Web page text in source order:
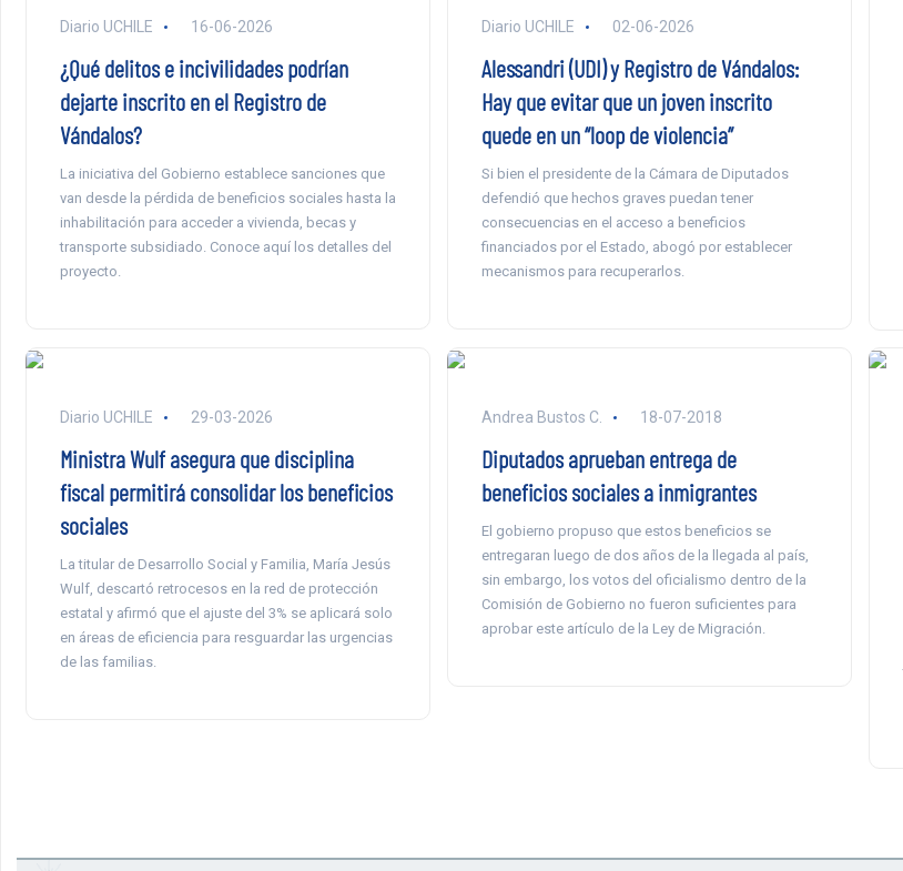
Diario UCHILE 16-06-2026
¿Qué delitos e incivilidades podrían
dejarte inscrito en el Registro de
Vándalos?
La iniciativa del Gobierno establece sanciones que
van desde la pérdida de beneficios sociales hasta la
inhabilitación para acceder a vivienda, becas y
transporte subsidiado. Conoce aquí los detalles del
proyecto.
Diario UCHILE 02-06-2026
Alessandri (UDI) y Registro de Vándalos:
Hay que evitar que un joven inscrito
quede en un “loop de violencia”
Si bien el presidente de la Cámara de Diputados
defendió que hechos graves puedan tener
consecuencias en el acceso a beneficios
financiados por el Estado, abogó por establecer
mecanismos para recuperarlos.
Diario UCHILE 29-03-2026
Ministra Wulf asegura que disciplina
fiscal permitirá consolidar los beneficios
sociales
La titular de Desarrollo Social y Familia, María Jesús
Wulf, descartó retrocesos en la red de protección
estatal y afirmó que el ajuste del 3% se aplicará solo
en áreas de eficiencia para resguardar las urgencias
de las familias.
Andrea Bustos C. 18-07-2018
Diputados aprueban entrega de
beneficios sociales a inmigrantes
El gobierno propuso que estos beneficios se
entregaran luego de dos años de la llegada al país,
sin embargo, los votos del oficialismo dentro de la
Comisión de Gobierno no fueron suficientes para
aprobar este artículo de la Ley de Migración.